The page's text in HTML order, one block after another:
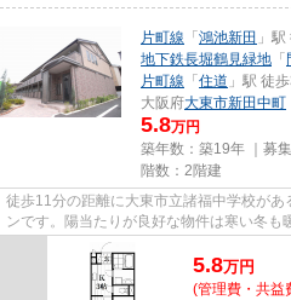
片町線 「 鴻池新田 」
地下鉄長堀鶴見緑地 「
片町線 「 住道 」駅 徒
大阪府大東市新田中町
5.8万円
築年数：築19年 ｜募集
階数：2階建
徒歩11分の距離に大東市立諸福中学校があ
ンです。陽当たりが良好な物件は寒い冬
可能の物件です。住都エステー...
5.8万円
(管理費・共益